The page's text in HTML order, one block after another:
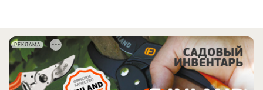
РЕКЛАМА